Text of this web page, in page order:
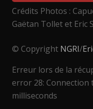
Crédits Photos :
Gaëtan Tollet et Eric
© Copyright NGRI/
Erreur lors de la
error 28: Connection
milliseconds